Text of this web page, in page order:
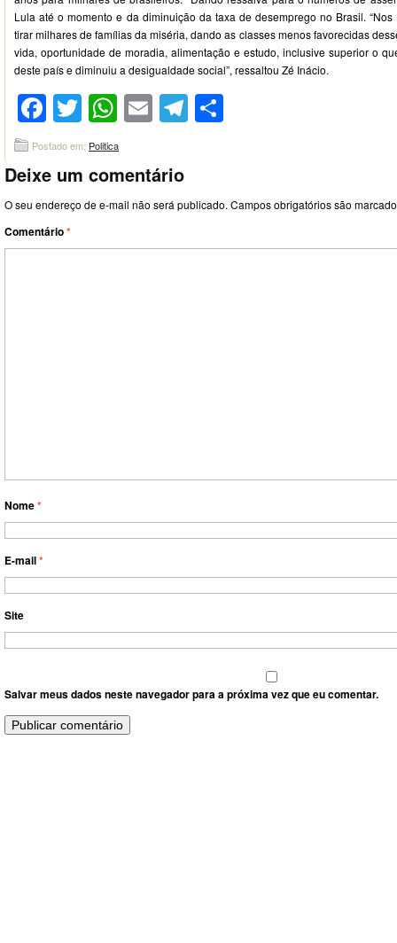
Lula até o momento e da diminuição da taxa de desemprego no Brasil.
tirar milhares de famílias da miséria, dando as classes menos favorecidas
vida, oportunidade de moradia, alimentação e estudo, inclusive superior o
deste país e diminuiu a desigualdade social”, ressaltou Zé Inácio.
Facebook
Twitter
WhatsApp
EmailTelegram
Postado em: Politica
Deixe um comentário
O seu endereço de e-mail não será publicado. Campos obrigatórios são
Comentário*
Nome*
E-mail*
Site
Salvar meus dados neste navegador para a próxima vez que eu comentar.